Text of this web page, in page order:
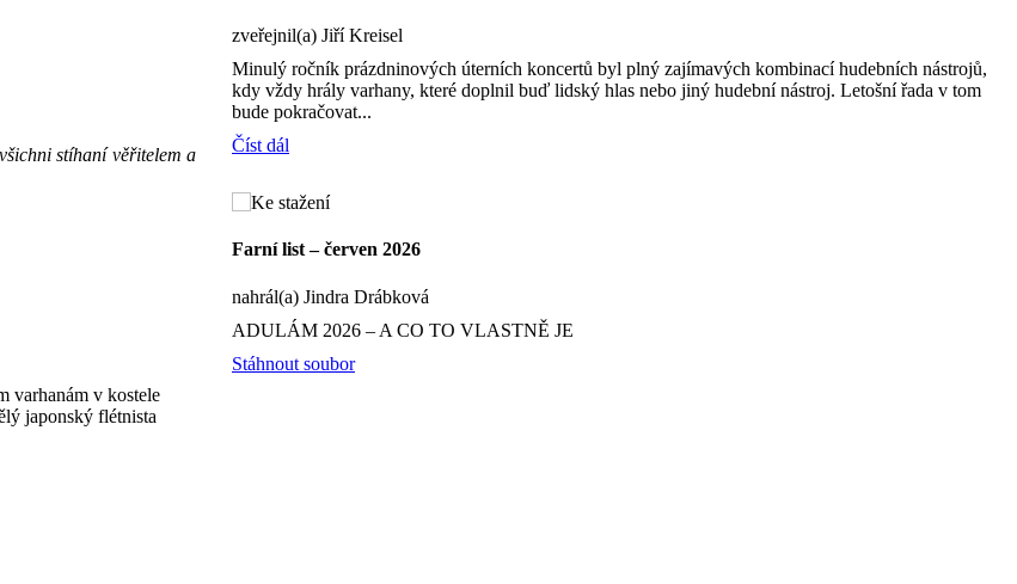
stíhaní věřitelem a
varhanám v kostele
japonský flétnista
zveřejnil(a) Jiří Kreisel
Minulý ročník prázdninových úterních koncertů byl plný zajímavých kombinací hudebních nástrojů,
kdy vždy hrály varhany, které doplnil buď lidský hlas nebo jiný hudební nástroj. Letošní řada v tom
bude pokračovat...
Číst dál
Farní list – červen 2026
nahrál(a) Jindra Drábková
ADULÁM 2026 – A CO TO VLASTNĚ JE
Stáhnout soubor